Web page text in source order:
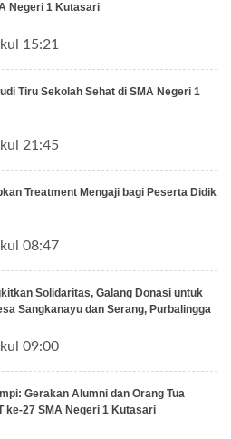
Negeri 1 Kutasari
15:21
Tiru Sekolah Sehat di SMA Negeri 1
21:45
Treatment Mengaji bagi Peserta Didik
08:47
Solidaritas, Galang Donasi untuk
Sangkanayu dan Serang, Purbalingga
09:00
Gerakan Alumni dan Orang Tua
ke-27 SMA Negeri 1 Kutasari